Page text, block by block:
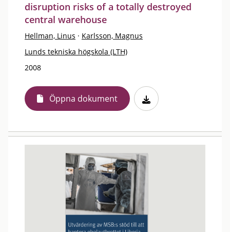
disruption risks of a totally destroyed
central warehouse
Hellman, Linus · Karlsson, Magnus
Lunds tekniska högskola (LTH)
2008
Öppna dokument